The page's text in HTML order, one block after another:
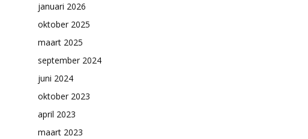
januari 2026
oktober 2025
maart 2025
september 2024
juni 2024
oktober 2023
april 2023
maart 2023